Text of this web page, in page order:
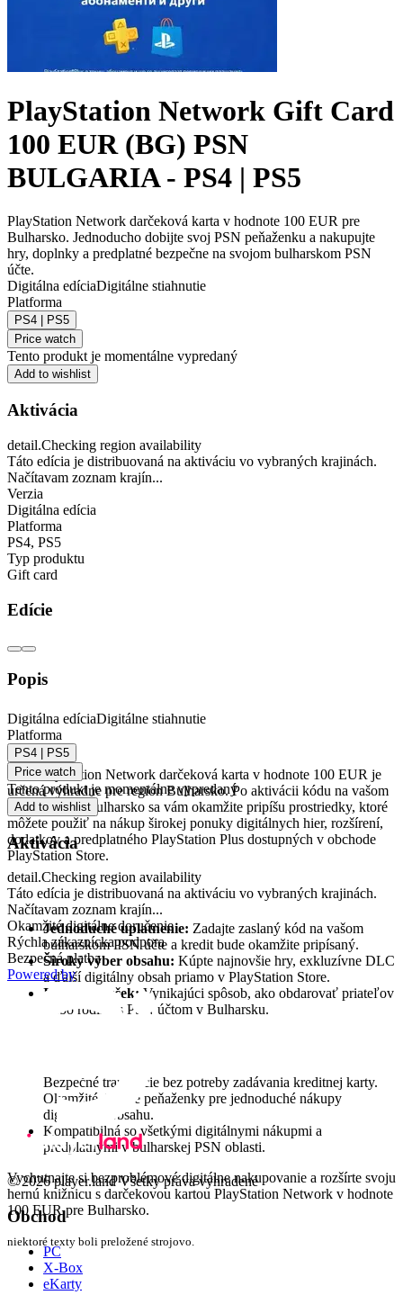
PlayStation Network Gift Card
100 EUR (BG) PSN
BULGARIA - PS4 | PS5
PlayStation Network darčeková karta v hodnote 100 EUR pre
Bulharsko. Jednoducho dobijte svoj PSN peňaženku a nakupujte
hry, doplnky a predplatné bezpečne na svojom bulharskom PSN
účte.
Digitálna edíciaDigitálne stiahnutie
Platforma
PS4 | PS5
Price watch
Tento produkt je momentálne vypredaný
Add to wishlist
Aktivácia
detail.Checking region availability
Táto edícia je distribuovaná na aktiváciu vo vybraných krajinách.
Načítavam zoznam krajín...
Verzia
Digitálna edícia
Platforma
PS4, PS5
Typ produktu
Gift card
Edície
Popis
PlayStation Network darčeková karta 100 EUR
(BG) - PSN BULGARIA
Táto PlayStation Network darčeková karta v hodnote 100 EUR je
určená výhradne pre region Bulharsko. Po aktivácii kódu na vašom
PSN účte pre Bulharsko sa vám okamžite pripíšu prostriedky, ktoré
môžete použiť na nákup širokej ponuky digitálnych hier, rozšírení,
dodatkov a predplatného PlayStation Plus dostupných v obchode
PlayStation Store.
Hlavné vlastnosti
Jednoduché uplatnenie: Zadajte zaslaný kód na vašom
bulharskom PSN účte a kredit bude okamžite pripísaný.
Široký výber obsahu: Kúpte najnovšie hry, exkluzívne DLC
a ďalší digitálny obsah priamo v PlayStation Store.
Ideálny darček: Vynikajúci spôsob, ako obdarovať priateľov
alebo rodinu s PSN účtom v Bulharsku.
Bezpečné transakcie bez potreby zadávania kreditnej karty.
Okamžité dobitie peňaženky pre jednoduché nákupy
digitálneho obsahu.
Kompatibilná so všetkými digitálnymi nákupmi a
predplatnými v bulharskej PSN oblasti.
Vychutnajte si bezproblémové digitálne nakupovanie a rozšírte svoju
hernú knižnicu s darčekovou kartou PlayStation Network v hodnote
100 EUR pre Bulharsko.
niektoré texty boli preložené strojovo.
Digitálna edíciaDigitálne stiahnutie
Platforma
PS4 | PS5
Price watch
Tento produkt je momentálne vypredaný
Add to wishlist
Aktivácia
detail.Checking region availability
Táto edícia je distribuovaná na aktiváciu vo vybraných krajinách.
Načítavam zoznam krajín...
Okamžité digitálne doručenie
Rýchla zákaznícka podpora
Bezpečná platba
Powered by
© 2026 player.land Všetky práva vyhradené
Obchod
PC
X-Box
eKarty